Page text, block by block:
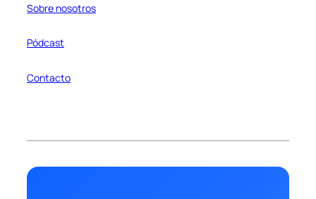
Sobre nosotros
Pódcast
Contacto